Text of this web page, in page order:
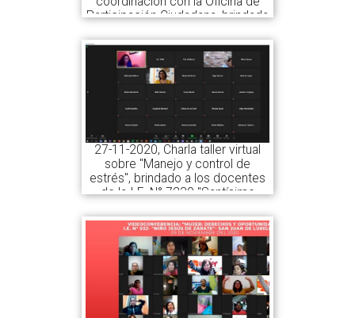
Participación Ciudadana, brindada
N° 19 "El Planeta", sobre
"Derechos de familia, niños y
adolescentes"
27-11-2020, Charla taller virtual
sobre "Manejo y control de
estrés", brindado a los docentes
de la I.E. N° 7239 "Santísimo